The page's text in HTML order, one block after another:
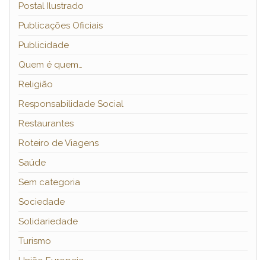
Postal Ilustrado
Publicações Oficiais
Publicidade
Quem é quem…
Religião
Responsabilidade Social
Restaurantes
Roteiro de Viagens
Saúde
Sem categoria
Sociedade
Solidariedade
Turismo